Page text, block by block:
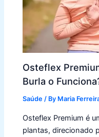
Osteflex
Burla o
Saúde / By Maria
Osteflex Premium é
plantas, direcionado